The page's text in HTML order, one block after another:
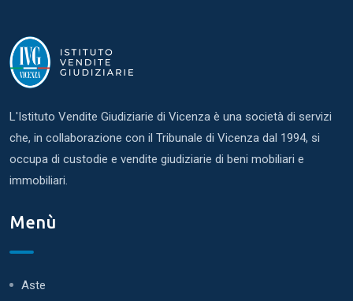
L'Istituto Vendite Giudiziarie di Vicenza è una società di servizi
che, in collaborazione con il Tribunale di Vicenza dal 1994, si
occupa di custodie e vendite giudiziarie di beni mobiliari e
immobiliari.
Menù
Aste